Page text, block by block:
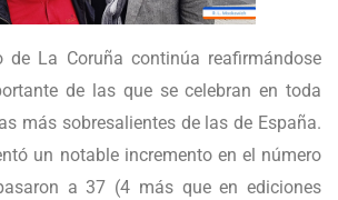
de La Coruña continúa reafirmándose
de las que se celebran en toda
más sobresalientes de las de España.
un notable incremento en el número
a 37 (4 más que en ediciones